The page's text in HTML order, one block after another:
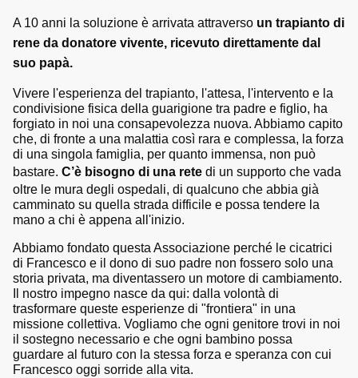
A 10 anni la soluzione è arrivata attraverso un trapianto di
rene da donatore vivente, ricevuto direttamente dal
suo papà.
​Vivere l'esperienza del trapianto, l'attesa, l'intervento e la
condivisione fisica della guarigione tra padre e figlio, ha
forgiato in noi una consapevolezza nuova. Abbiamo capito
che, di fronte a una malattia così rara e complessa, la forza
di una singola famiglia, per quanto immensa, non può
bastare. C’è bisogno di una rete di un supporto che vada
oltre le mura degli ospedali, di qualcuno che abbia già
camminato su quella strada difficile e possa tendere la
mano a chi è appena all'inizio.
​Abbiamo fondato questa Associazione perché le cicatrici
di Francesco e il dono di suo padre non fossero solo una
storia privata, ma diventassero un motore di cambiamento.
Il nostro impegno nasce da qui: dalla volontà di
trasformare queste esperienze di "frontiera" in una
missione collettiva. Vogliamo che ogni genitore trovi in noi
il sostegno necessario e che ogni bambino possa
guardare al futuro con la stessa forza e speranza con cui
Francesco oggi sorride alla vita.